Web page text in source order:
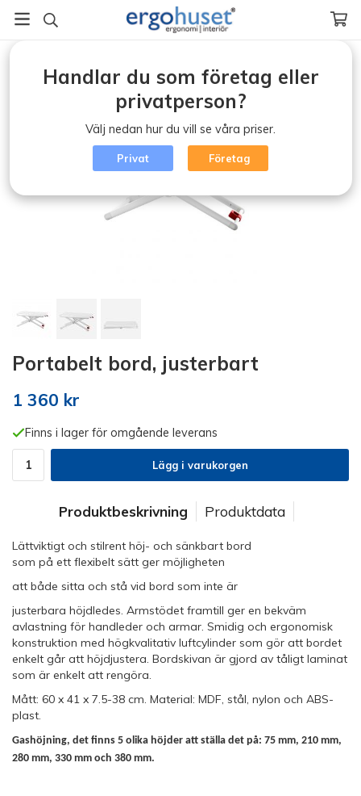
Portabelt bord, justerbart
1 360 kr
Finns i lager för omgående leverans
Lägg i varukorgen
Produktbeskrivning Produktdata
Lättviktigt och stilrent höj- och sänkbart bord
som på ett flexibelt sätt ger möjligheten
att både sitta och stå vid bord som inte är
justerbara höjdledes. Armstödet framtill ger en bekväm
avlastning för handleder och armar. Smidig och ergonomisk
konstruktion med högkvalitativ luftcylinder som gör att bordet
enkelt går att höjdjustera. Bordskivan är gjord av tåligt laminat
som är enkelt att rengöra.
Mått: 60 x 41 x 7.5-38 cm. Material: MDF, stål, nylon och ABS-
plast.
Gashöjning, det finns 5 olika höjder att ställa det på: 75 mm, 210 mm,
280 mm, 330 mm och 380 mm.
Handlar du som företag eller
privatperson?
Välj nedan hur du vill se våra priser.
Privat Företag